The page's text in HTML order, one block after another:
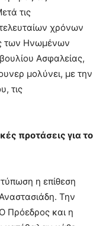
τις
χρόνων
των Ηνωμένων
Ασφαλείας,
μολύνει, με την
τις
προτάσεις για το
η επίθεση
Την
Πρόεδρος και η